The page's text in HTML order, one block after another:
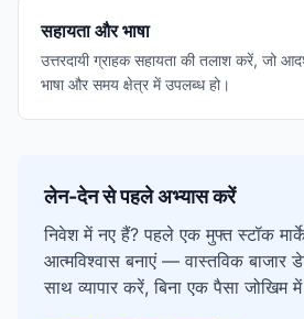
सहायता और भाषा
उत्तरदायी ग्राहक सहायता की तलाश करें, जो
भाषा और समय क्षेत्र में उपलब्ध हो।
लेन-देन से पहले अभ्यास करें
निवेश में नए हैं? पहले एक मुफ्त स्टॉक
आत्मविश्वास बनाएं — वास्तविक बाजार
साथ व्यापार करें, बिना एक पैसा जोखिम